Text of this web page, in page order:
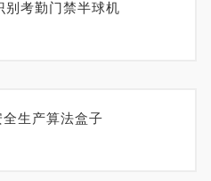
别考勤门禁半球机
生产算法盒子